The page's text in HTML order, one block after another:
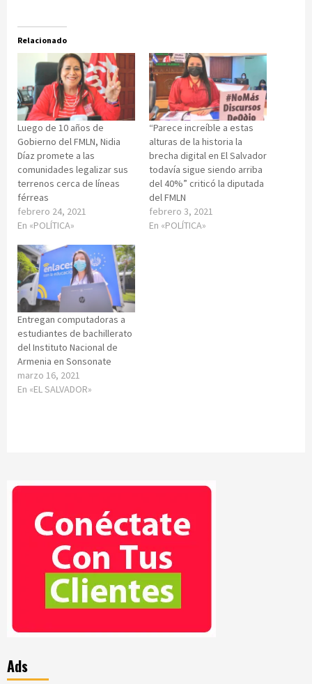
Relacionado
Luego de 10 años de
Gobierno del FMLN, Nidia
Díaz promete a las
comunidades legalizar sus
terrenos cerca de líneas
férreas
febrero 24, 2021
En «POLÍTICA»
“Parece increíble a estas
alturas de la historia la
brecha digital en El Salvador
todavía sigue siendo arriba
del 40%” criticó la diputada
del FMLN
febrero 3, 2021
En «POLÍTICA»
Entregan computadoras a
estudiantes de bachillerato
del Instituto Nacional de
Armenia en Sonsonate
marzo 16, 2021
En «EL SALVADOR»
Ads